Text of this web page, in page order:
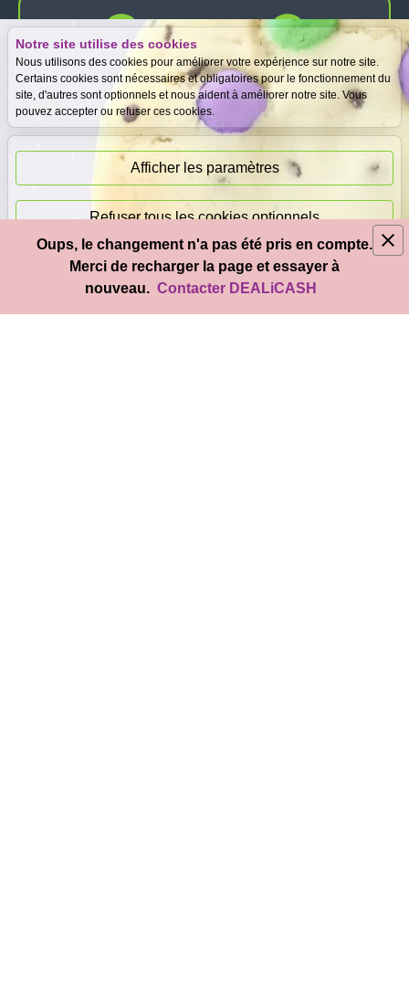
Notre site utilise des cookies
Nous utilisons des cookies pour améliorer votre expérience sur notre site.
Certains cookies sont nécessaires et obligatoires pour le fonctionnement du
site, d'autres sont optionnels et nous aident à améliorer notre site. Vous
pouvez accepter ou refuser ces cookies.
Afficher les paramètres
Refuser tous les cookies optionnels
Accepter tous les cookies
Expertise
gratuite
Meilleurs prix
garantis
Paiement
immédiat
© 2026 DEALiCASH- Tous droits réservés
Oups, le changement n'a pas été pris en compte.
Merci de recharger la page et essayer à
nouveau. Contacter DEALiCASH